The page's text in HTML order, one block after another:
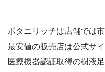
ボタニリッチは店舗では
最安値の販売店は公式サイ
医療機器認証取得の樹液